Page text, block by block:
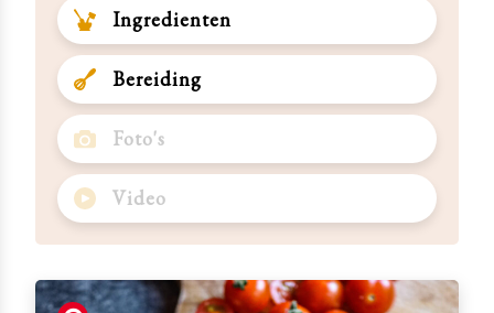
Ingredienten
Bereiding
Foto's
Video